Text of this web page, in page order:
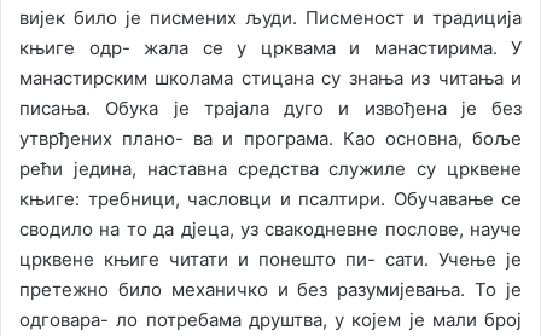
вијек било је писмених људи. Писменост и традиција
књиге одр- жала се у црквама и манастирима. У
манастирским школама стицана су знања из читања и
писања. Обука је трајала дуго и извођена је без
утврђених плано- ва и програма. Као основна, боље
рећи једина, наставна средства служиле су црквене
књиге: требници, часловци и псалтири. Обучавање се
сводило на то да дјеца, уз свакодневне послове, науче
црквене књиге читати и понешто пи- сати. Учење је
претежно било механичко и без разумијевања. То је
одговара- ло потребама друштва, у којем је мали број